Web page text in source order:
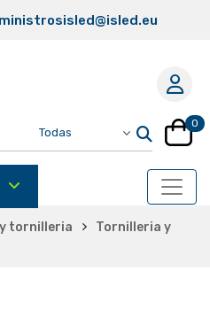
0
tornilleria
Tornilleria y